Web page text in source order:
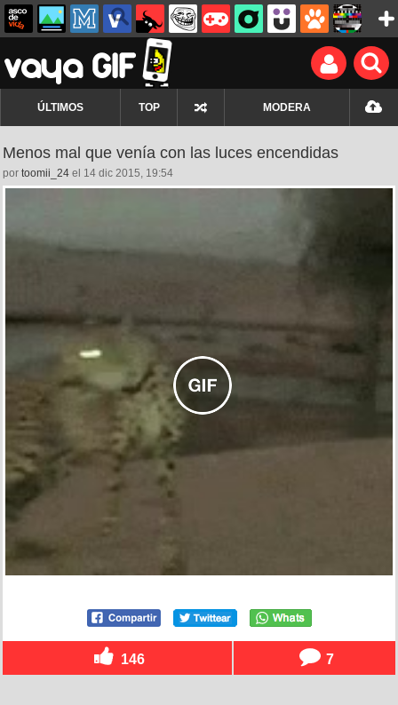
ÚLTIMOS TOP MODERA
Menos mal que venía con las luces encendidas
por toomii_24 el 14 dic 2015, 19:54
146 7